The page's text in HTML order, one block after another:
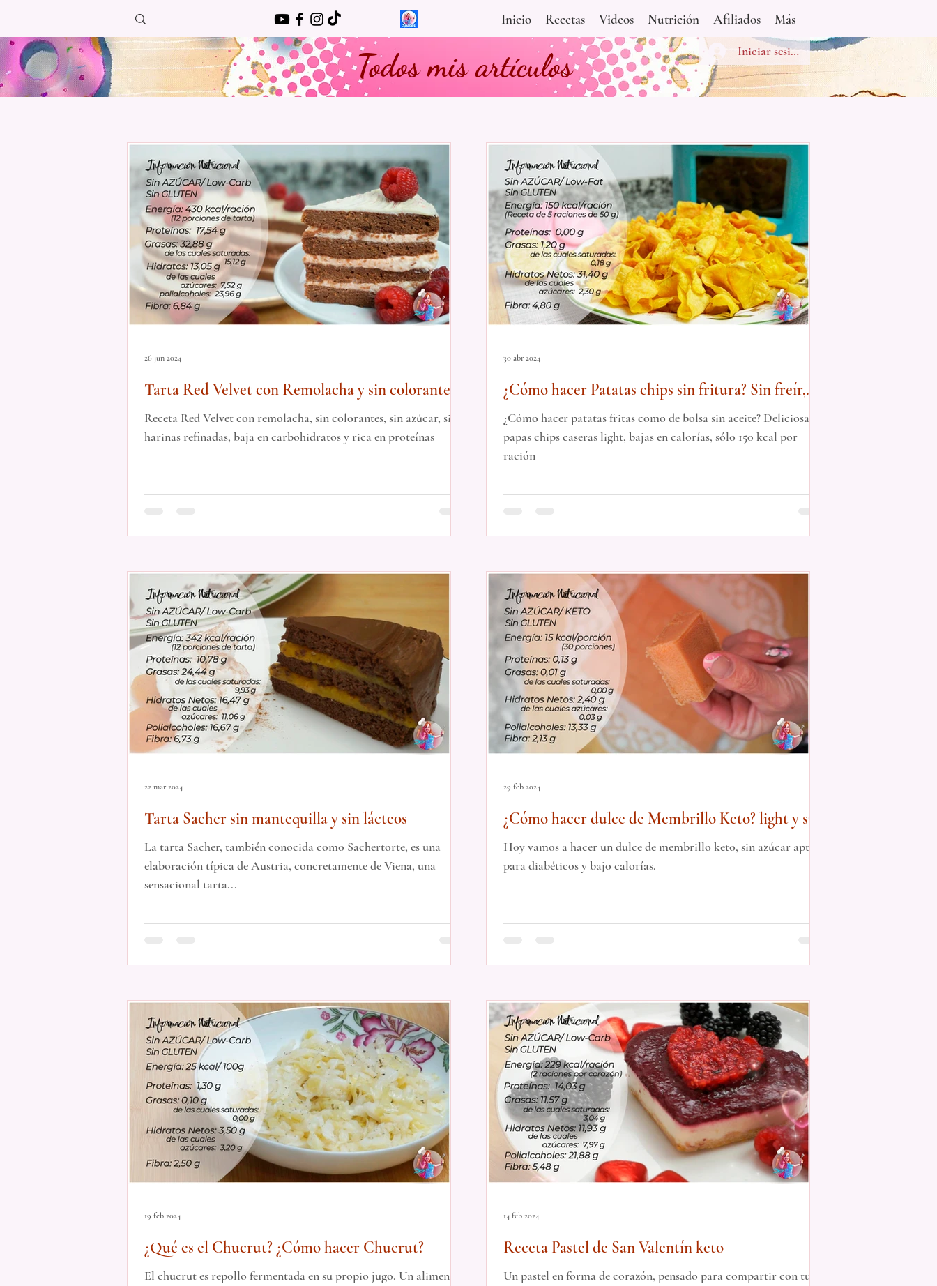
Inicio Recetas Videos Nutrición Afiliados Más
Todos mis artículos
Tarta Red Velvet con Remolacha y sin colorante
Receta Red Velvet con remolacha, sin colorantes, sin azúcar, sin
harinas refinadas, baja en carbohidratos y rica en proteínas
26 jun 2024
¿Cómo hacer Patatas chips sin fritura? Sin freír,
bajas en calorías y super crujientes
¿Cómo hacer patatas fritas como de bolsa sin aceite? Deliciosas
papas chips caseras light, bajas en calorías, sólo 150 kcal por
ración
30 abr 2024
Tarta Sacher sin mantequilla y sin lácteos
La tarta Sacher, también conocida como Sachertorte, es una
elaboración típica de Austria, concretamente de Viena, una
sensacional tarta...
22 mar 2024
¿Cómo hacer dulce de Membrillo Keto? light y sin
azúcar
Hoy vamos a hacer un dulce de membrillo keto, sin azúcar apto
para diabéticos y bajo calorías.
29 feb 2024
¿Qué es el Chucrut? ¿Cómo hacer Chucrut?
El chucrut es repollo fermentada en su propio jugo. Un alimento
19 feb 2024
Receta Pastel de San Valentín keto
Un pastel en forma de corazón, pensado para compartir con tu
14 feb 2024
Iniciar sesión